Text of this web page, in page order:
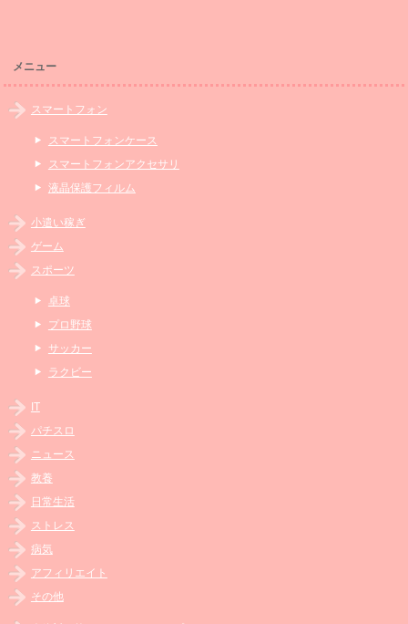
メニュー
スマートフォン
スマートフォンケース
スマートフォンアクセサリ
液晶保護フィルム
小遣い稼ぎ
ゲーム
スポーツ
卓球
プロ野球
サッカー
ラクビー
IT
パチスロ
ニュース
教養
日常生活
ストレス
病気
アフィリエイト
その他